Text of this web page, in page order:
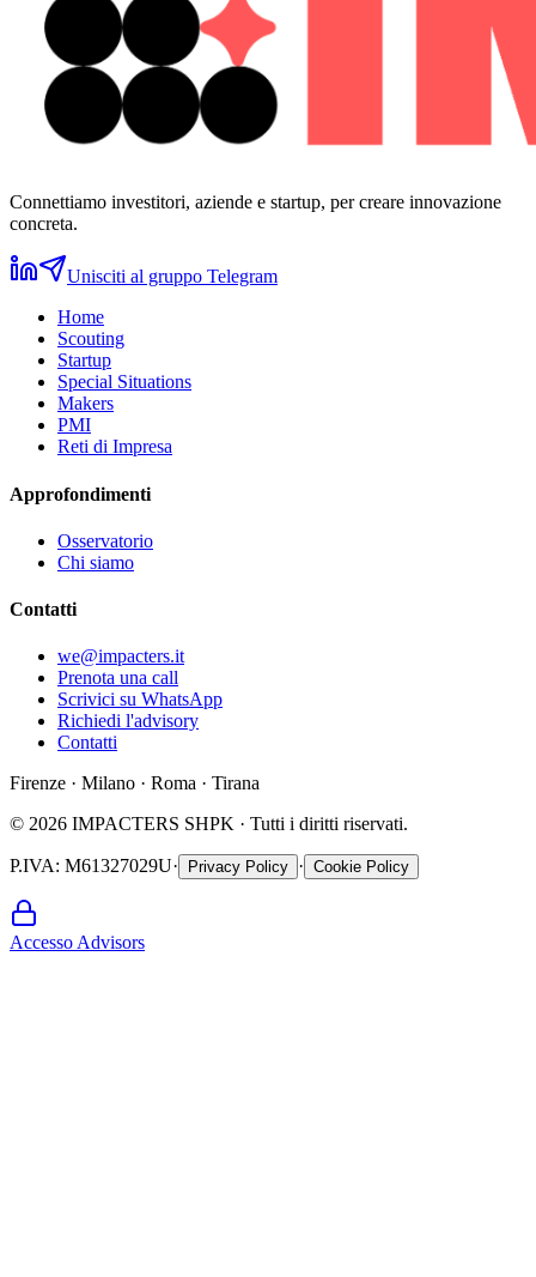
Connettiamo investitori, aziende e startup, per creare innovazione
concreta.
Unisciti al gruppo Telegram
Home
Scouting
Startup
Special Situations
Makers
PMI
Reti di Impresa
Approfondimenti
Osservatorio
Chi siamo
Contatti
we@impacters.it
Prenota una call
Scrivici su WhatsApp
Richiedi l'advisory
Contatti
Firenze · Milano · Roma · Tirana
© 2026 IMPACTERS SHPK · Tutti i diritti riservati.
P.IVA: M61327029U· Privacy Policy · Cookie Policy
Accesso Advisors